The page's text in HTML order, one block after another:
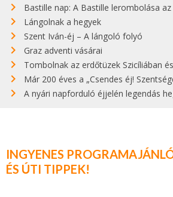
Bastille nap: A Bastille lerombolása az
Lángolnak a hegyek
Szent Iván-éj – A lángoló folyó
Graz adventi vásárai
Tombolnak az erdőtüzek Szicíliában
Már 200 éves a „Csendes éj!
A nyári napforduló éjjelén legendás hegyi tüzek
INGYENES
ÉS ÚTI TIPPEK!